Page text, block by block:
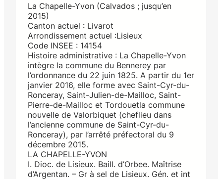
La Chapelle-Yvon (Calvados ; jusqu’en
2015)
Canton actuel : Livarot
Arrondissement actuel :Lisieux
Code INSEE : 14154
Histoire administrative : La Chapelle-Yvon
intègre la commune du Bennerey par
l’ordonnance du 22 juin 1825. A partir du 1er
janvier 2016, elle forme avec Saint-Cyr-du-
Ronceray, Saint-Julien-de-Mailloc, Saint-
Pierre-de-Mailloc et Tordouetla commune
nouvelle de Valorbiquet (cheflieu dans
l’ancienne commune de Saint-Cyr-du-
Ronceray), par l’arrêté préfectoral du 9
décembre 2015.
LA CHAPELLE-YVON
I. Dioc. de Lisieux. Baill. d’Orbee. Maîtrise
d’Argentan. – Gr à sel de Lisieux. Gén. et int